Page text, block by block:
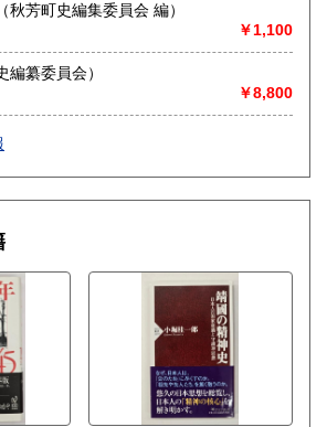
秋芳町史 改訂版 （秋芳町史編集委員会 編）
￥1,100
志村史編纂委員会）
￥8,800